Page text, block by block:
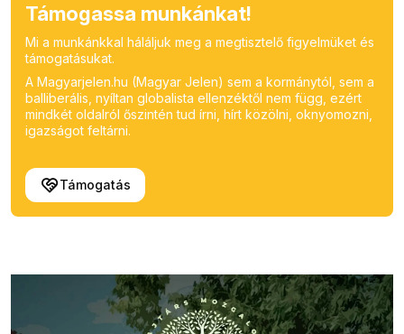
Támogassa munkánkat!
Mi a munkánkkal háláljuk meg a megtisztelő figyelmüket és
támogatásukat.
A Magyarjelen.hu (Magyar Jelen) sem a kormánytól, sem a
balliberális, nyíltan globalista ellenzéktől nem függ, ezért
mindkét oldalról őszintén tud írni, hírt közölni, oknyomozni,
igazságot feltárni.
Támogatás